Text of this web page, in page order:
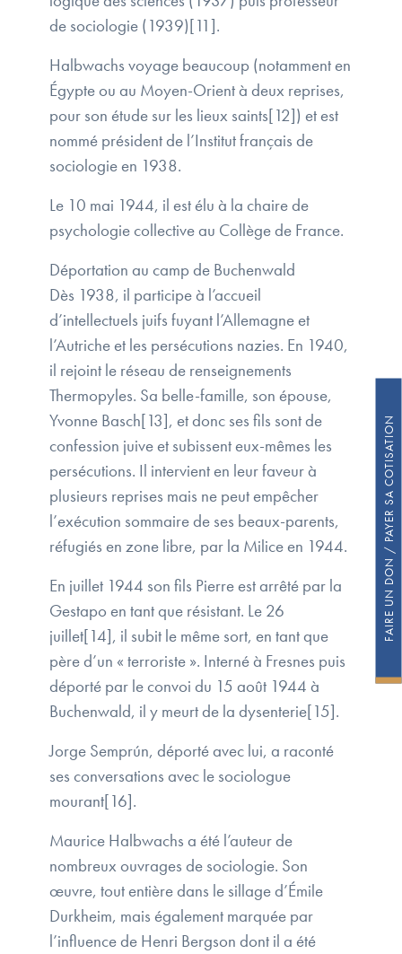
FAIRE UN DON / PAYER SA COTISATION
de sociologie (1939)[11].
Halbwachs voyage beaucoup (notamment en
Égypte ou au Moyen-Orient à deux reprises,
pour son étude sur les lieux saints[12]) et est
nommé président de l’Institut français de
sociologie en 1938.
Le 10 mai 1944, il est élu à la chaire de
psychologie collective au Collège de France.
Déportation au camp de Buchenwald
Dès 1938, il participe à l’accueil
d’intellectuels juifs fuyant l’Allemagne et
l’Autriche et les persécutions nazies. En 1940,
il rejoint le réseau de renseignements
Thermopyles. Sa belle-famille, son épouse,
Yvonne Basch[13], et donc ses fils sont de
confession juive et subissent eux-mêmes les
persécutions. Il intervient en leur faveur à
plusieurs reprises mais ne peut empêcher
l’exécution sommaire de ses beaux-parents,
réfugiés en zone libre, par la Milice en 1944.
En juillet 1944 son fils Pierre est arrêté par la
Gestapo en tant que résistant. Le 26
juillet[14], il subit le même sort, en tant que
père d’un « terroriste ». Interné à Fresnes puis
déporté par le convoi du 15 août 1944 à
Buchenwald, il y meurt de la dysenterie[15].
Jorge Semprún, déporté avec lui, a raconté
ses conversations avec le sociologue
mourant[16].
Maurice Halbwachs a été l’auteur de
nombreux ouvrages de sociologie. Son
œuvre, tout entière dans le sillage d’Émile
Durkheim, mais également marquée par
l’influence de Henri Bergson dont il a été